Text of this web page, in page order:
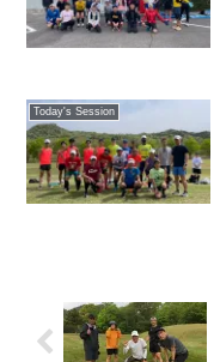
Today's Session